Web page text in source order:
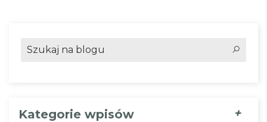
Kategorie wpisów +